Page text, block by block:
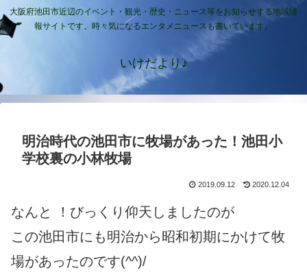
大阪府池田市近辺のイベント・観光・歴史・ニュース等をお知らせする地域情
報サイトです。時々気になるエンタメニュースも書いています。
いけだより♪
明治時代の池田市に牧場があった！池田小
学校裏の小林牧場
2019.09.12 2020.12.04
なんと ！びっくり仰天しましたのが
この池田市にも明治から昭和初期にかけて牧
場があったのです(^^)/